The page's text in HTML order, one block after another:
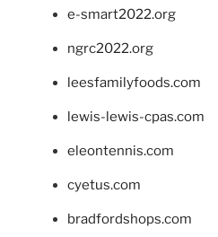
e-smart2022.org
ngrc2022.org
leesfamilyfoods.com
lewis-lewis-cpas.com
eleontennis.com
cyetus.com
bradfordshops.com